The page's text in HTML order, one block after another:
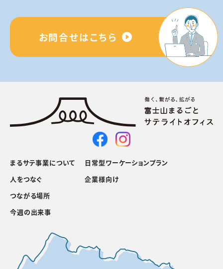
お問合せはこちら
まるサテ事業について
人をつなぐ
つながる場所
日常型ワーケーションプラン
企業様向け
今週の出来事